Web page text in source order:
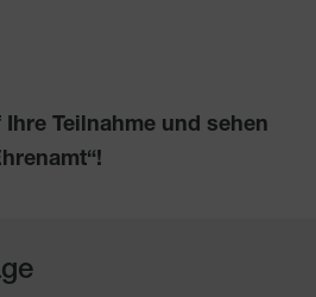
Teilnahme und sehen